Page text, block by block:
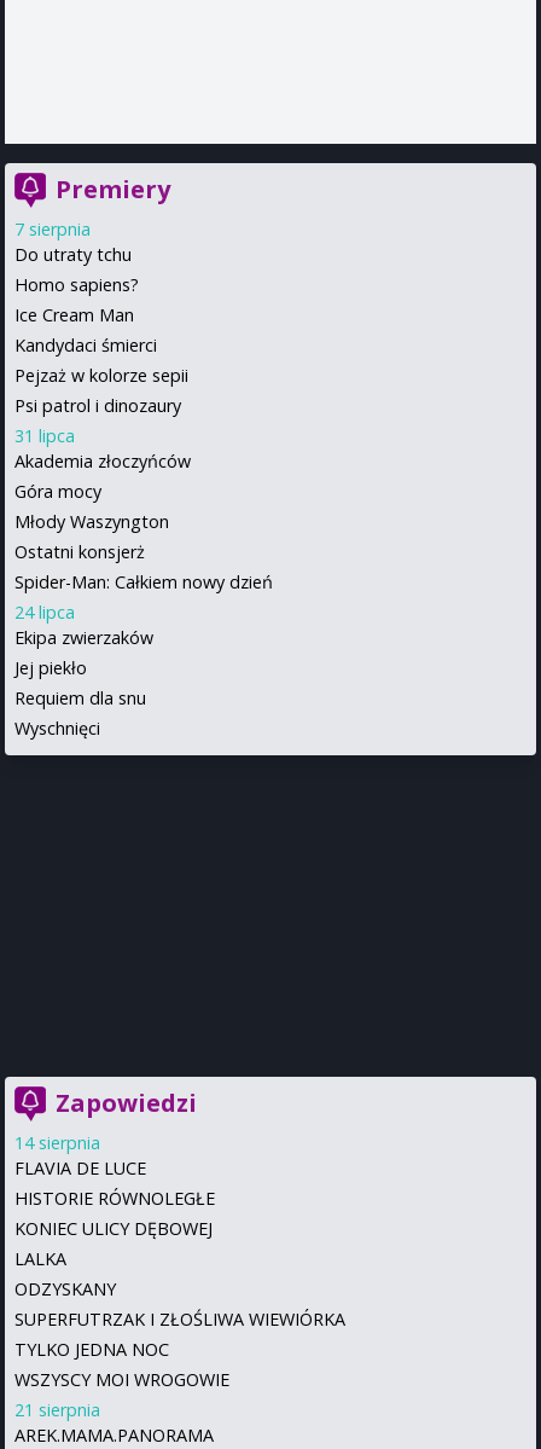
Premiery
7 sierpnia
Do utraty tchu
Homo sapiens?
Ice Cream Man
Kandydaci śmierci
Pejzaż w kolorze sepii
Psi patrol i dinozaury
31 lipca
Akademia złoczyńców
Góra mocy
Młody Waszyngton
Ostatni konsjerż
Spider-Man: Całkiem nowy dzień
24 lipca
Ekipa zwierzaków
Jej piekło
Requiem dla snu
Wyschnięci
Zapowiedzi
14 sierpnia
FLAVIA DE LUCE
HISTORIE RÓWNOLEGŁE
KONIEC ULICY DĘBOWEJ
LALKA
ODZYSKANY
SUPERFUTRZAK I ZŁOŚLIWA WIEWIÓRKA
TYLKO JEDNA NOC
WSZYSCY MOI WROGOWIE
21 sierpnia
AREK.MAMA.PANORAMA